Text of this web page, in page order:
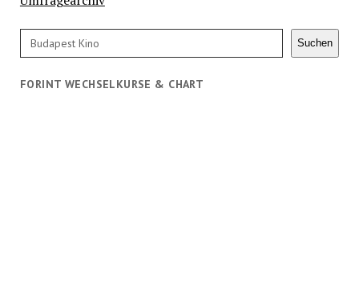
Suchen Suchen
FORINT WECHSELKURSE & CHART